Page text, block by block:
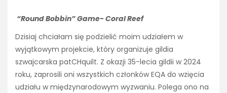
“Round Bobbin” Game- Coral Reef
Dzisiaj chciałam się podzielić moim udziałem w
wyjątkowym projekcie, który organizuje gildia
szwajcarska patCHquilt. Z okazji 35-lecia gildii w 2024
roku, zaprosili oni wszystkich członków EQA do wzięcia
udziału w międzynarodowym wyzwaniu. Polega ono na